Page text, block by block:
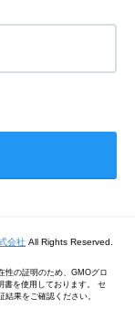
会社 All Rights Reserved.
性の証明のため、GMOグロ
書を使用しております。 セ
果をご確認ください。